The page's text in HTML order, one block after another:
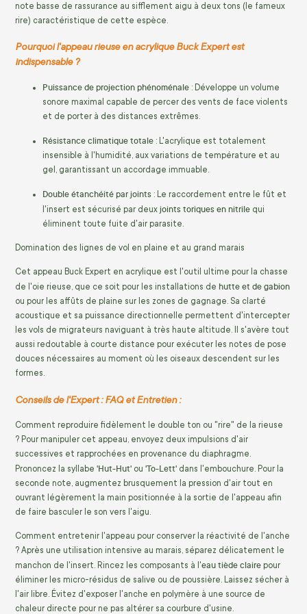
note basse de rassurance au sifflement aigu à deux tons (le fameux
rire) caractéristique de cette espèce.
Pourquoi l'appeau rieuse en acrylique Buck Expert est
indispensable ?
Puissance de projection phénoménale : Développe un volume
sonore maximal capable de percer des vents de face violents
et de porter à des distances extrêmes.
Résistance climatique totale : L'acrylique est totalement
insensible à l'humidité, aux variations de température et au
gel, garantissant un accordage immuable.
Double étanchéité par joints : Le raccordement entre le fût et
l'insert est sécurisé par deux joints toriques en nitrile qui
éliminent toute fuite d'air parasite.
Domination des lignes de vol en plaine et au grand marais
Cet appeau Buck Expert en acrylique est l'outil ultime pour la chasse
de l'oie rieuse, que ce soit pour les installations de hutte et de gabion
ou pour les affûts de plaine sur les zones de gagnage. Sa clarté
acoustique et sa puissance directionnelle permettent d'intercepter
les vols de migrateurs naviguant à très haute altitude. Il s'avère tout
aussi redoutable à courte distance pour exécuter les notes de pose
douces nécessaires au moment où les oiseaux descendent sur les
formes.
Conseils de l'Expert : FAQ et Entretien :
Comment reproduire fidèlement le double ton ou "rire" de la rieuse
? Pour manipuler cet appeau, envoyez deux impulsions d'air
successives et rapprochées en provenance du diaphragme.
Prononcez la syllabe 'Hut-Hut' ou 'To-Lett' dans l'embouchure. Pour la
seconde note, augmentez brusquement la pression d'air tout en
ouvrant légèrement la main positionnée à la sortie de l'appeau afin
de faire basculer le son vers l'aigu.
Comment entretenir l'appeau pour conserver la réactivité de l'anche
? Après une utilisation intensive au marais, séparez délicatement le
manchon de l'insert. Rincez les composants à l'eau tiède claire pour
éliminer les micro-résidus de salive ou de poussière. Laissez sécher à
l'air libre. Évitez d'exposer l'anche en polymère à une source de
chaleur directe pour ne pas altérer sa courbure d'usine.